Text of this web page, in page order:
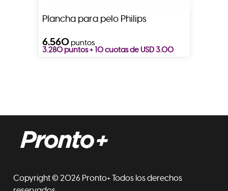
Plancha para pelo Philips
6.560puntos
3.280 puntos + 10 cuotas de USD 3.00
Copyright © 2026 Pronto+ Todos los derechos